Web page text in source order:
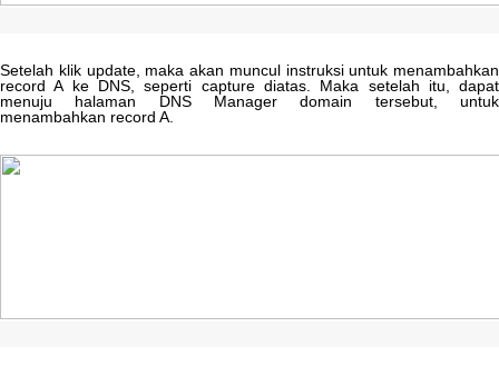
Setelah klik update, maka akan muncul instruksi untuk menambahkan
record A ke DNS, seperti capture diatas. Maka setelah itu, dapat
menuju
halaman DNS Manager domain tersebut,
untuk
menambahkan record A.